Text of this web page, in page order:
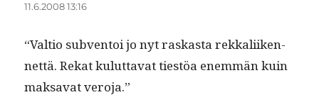
11.6.2008 13:16
“Val­tio sub­ven­toi jo nyt raskas­ta rekkali­iken­
net­tä. Rekat kulut­ta­vat tiestöa enem­män kuin
mak­sa­vat veroja.”